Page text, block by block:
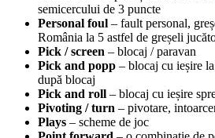
semicercului de 3 puncte
Personal foul – fault personal,
România la 5 astfel de greșeli
Pick / screen – blocaj / paravan
Pick and popp – blocaj cu ieșire
după blocaj
Pick and roll – blocaj cu ieșire
Pivoting / turn – pivotare,
Plays – scheme de joc